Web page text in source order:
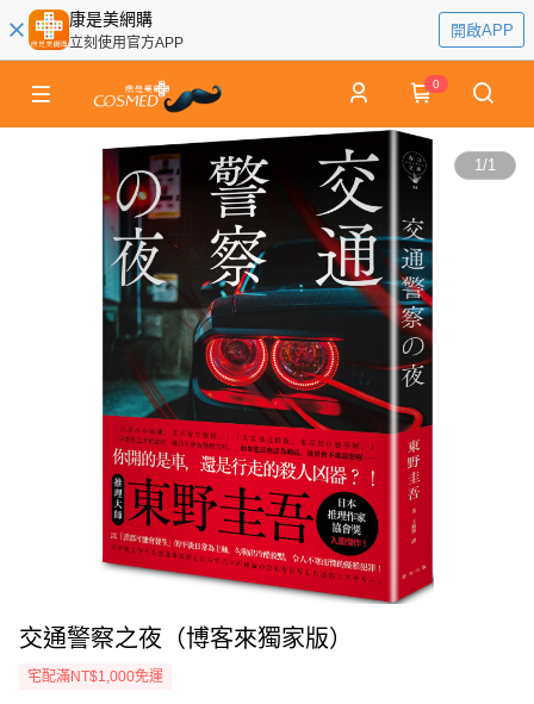
康是美網購
立刻使用官方APP
開啟APP
0
1/1
交通警察之夜（博客來獨家版）
宅配滿NT$1,000免運